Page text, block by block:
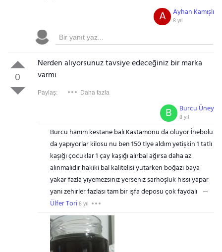
Ayhan Kamışlı
8 yıl
A
0
Nerden alıyorsunuz tavsiye edeceğiniz bir marka
varmı
Paylaş: Daha fazla
Burcu Üney
8 yıl
B
Burcu hanım kestane balı Kastamonu da oluyor İnebolu
da yapıyorlar kilosu nu ben 150 tlye aldım yetişkin 1 tatlı
kaşığı çocuklar 1 çay kaşığı alırbal ağırsa daha az
alınmalıdır hakiki bal kalitelisi yutarken boğazı baya
yakar fazla yiyemezsiniz yerseniz sarhoşluk hissi yapar
yani zehirler fazlası tam bir işfa deposu çok faydalı
Ülfer Tori8 yıl